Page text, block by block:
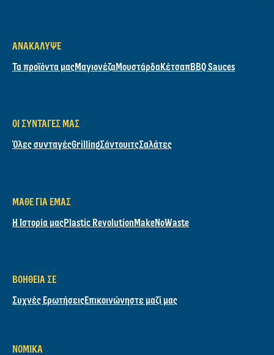
ΑΝΑΚΆΛΥΨΕ
Τα προϊόντα μαςΜαγιονέζαΜουστάρδαΚέτσαπBBQ Sauces
ΟΙ ΣΥΝΤΑΓΈΣ ΜΑΣ
Όλες συνταγέςGrillingΣάντουιτςΣαλάτες
ΜΆΘΕ ΓΙΑ ΕΜΆΣ
Η Ιστορία μαςPlastic RevolutionMakeNoWaste
ΒΟΉΘΕΙΑ ΣΕ
Συχνές ΕρωτήσειςΕπικοινώνηστε μαζί μας
ΝΟΜΙΚΆ